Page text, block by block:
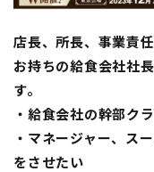
店長、所長、事業責
お持ちの給食会社社
す。
・給食会社の幹部ク
・マネージャー、ス
をさせたい